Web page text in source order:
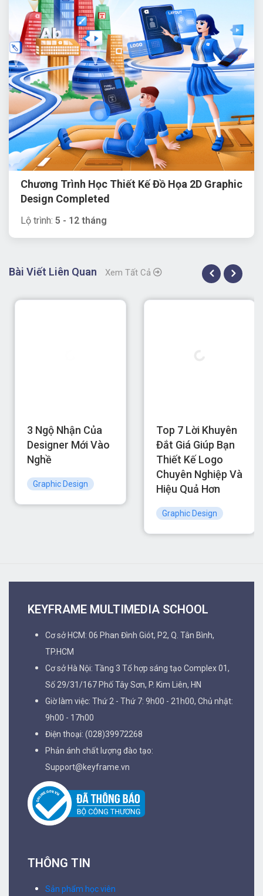
Chương Trình Học Thiết Kế Đồ Họa 2D Graphic
Design Completed
Lộ trình: 5 - 12 tháng
Bài Viết Liên Quan Xem Tất Cả
3 Ngộ Nhận Của
Designer Mới Vào
Nghề
Graphic Design
Top 7 Lời Khuyên
Đắt Giá Giúp Bạn
Thiết Kế Logo
Chuyên Nghiệp Và
Hiệu Quả Hơn
Graphic Design
KEYFRAME MULTIMEDIA SCHOOL
Cơ sở HCM: 06 Phan Đình Giót, P2, Q. Tân Bình,
TP.HCM
Cơ sở Hà Nội: Tầng 3 Tổ hợp sáng tạo Complex 01,
Số 29/31/167 Phố Tây Sơn, P. Kim Liên, HN
Giờ làm việc: Thứ 2 - Thứ 7: 9h00 - 21h00, Chủ nhật:
9h00 - 17h00
Điện thoại: (028)39972268
Phản ánh chất lượng đào tạo:
Support@keyframe.vn
THÔNG TIN
Sản phẩm học viên